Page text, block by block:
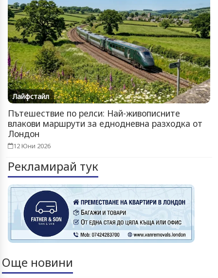
Лайфстайл
Пътешествие по релси: Най-живописните
влакови маршрути за еднодневна разходка от
Лондон
12 Юни 2026
Рекламирай тук
Още новини